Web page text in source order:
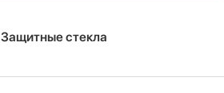
Защитные стекла